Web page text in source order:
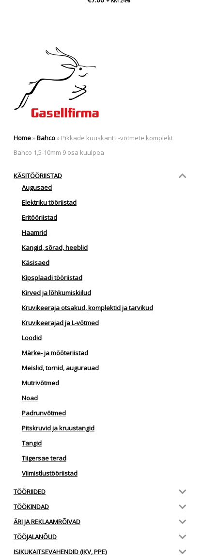
Home»Bahco» Pikkade kuuskant L-võtmete komplekt
Bahco 1,5-10mm 9 osa kuulpea
KÄSITÖÖRIISTAD
Augusaed
Elektriku tööriistad
Eritööriistad
Haamrid
Kangid, sõrad, heeblid
Käsisaed
Kipsplaadi tööriistad
Kirved ja lõhkumiskiilud
Kruvikeeraja otsakud, komplektid ja tarvikud
Kruvikeerajad ja L-võtmed
Loodid
Märke- ja mõõteriistad
Meislid, tornid, augurauad
Mutrivõtmed
Noad
Padrunvõtmed
Pitskruvid ja kruustangid
Tangid
Tiigersae terad
Viimistlustööriistad
TÖÖRIIDED
TÖÖKINDAD
ÄRI JA REKLAAMRÕIVAD
TÖÖJALANÕUD
ISIKUKAITSEVAHENDID (IKV, PPE)